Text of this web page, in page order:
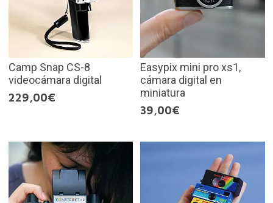
Camp Snap CS-8
videocámara digital
229,00€
Easypix mini pro xs1,
cámara digital en
miniatura
39,00€